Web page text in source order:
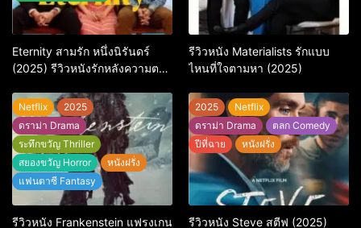
Eternity สามรัก หนึ่งนิรันดร์
(2025) รีวิวหนังรักหลังความตาย
รันดร์
รีวิวหนัง Materialists รักแบบ
ไหนที่ใจตามหา (2025)
Netflix
2025
ดราม่า Drama
ระทึกขวัญ Thriller
สยองขวัญ Horror
หนังฝรั่ง
แฟนตาซี Fantasy
รีวิวหนัง Frankenstein แฟรงเกน
2025
Netflix
ดราม่า Drama
ตลก Comedy
ปีที่ฉาย
หนังฝรั่ง
รีวิวหนัง Steve สตีฟ (2025)